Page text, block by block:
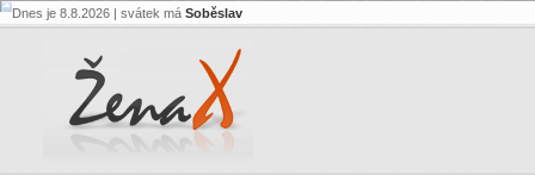
Tip
Dnes je 8.8.2026 | svátek má Soběslav